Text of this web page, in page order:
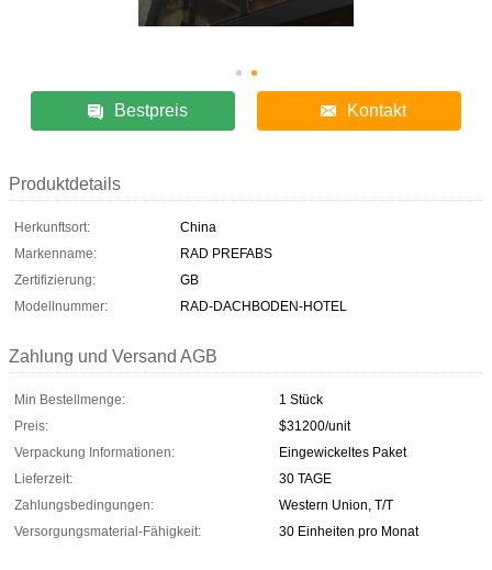
Bestpreis Kontakt
Produktdetails
Herkunftsort:
China
Markenname:
RAD PREFABS
Zertifizierung:
GB
Modellnummer:
RAD-DACHBODEN-HOTEL
Zahlung und Versand AGB
Min Bestellmenge:
1 Stück
Preis:
$31200/unit
Verpackung Informationen:
Eingewickeltes Paket
Lieferzeit:
30 TAGE
Zahlungsbedingungen:
Western Union, T/T
Versorgungsmaterial-Fähigkeit:
30 Einheiten pro Monat